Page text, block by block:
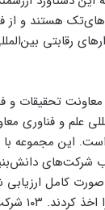
هستند و از
رقابتی
تحقیقات و
علم و فناوری
است. این مجموعه